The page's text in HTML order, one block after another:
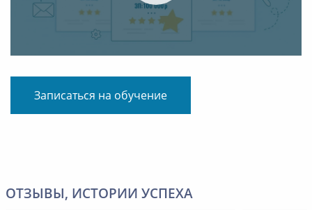
Записаться на обучение
ОТЗЫВЫ, ИСТОРИИ УСПЕХА